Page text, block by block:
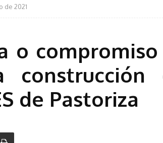
de 2021
o
de Pastoriza